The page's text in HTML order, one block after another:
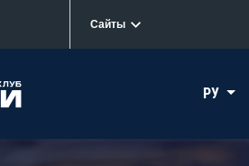
Сайты
РУ